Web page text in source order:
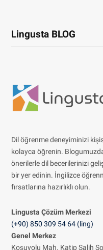
Lingusta BLOG
Dil öğrenme deneyiminizi
kolayca öğrenin.
önerilerle dil becerilerinizi
bir yer edinin. İngilizce
fırsatlarına hazırlıklı olun.
Lingusta Çözüm Merkezi
(+90) 850 309 54 64 (ling)
Genel Merkez
Koşuyolu Mah. Katip Salih